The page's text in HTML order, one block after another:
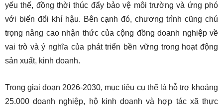
yếu thế, đồng thời thúc đẩy bảo vệ môi trường và ứng phó
với biến đổi khí hậu. Bên cạnh đó, chương trình cũng chú
trọng nâng cao nhận thức của cộng đồng doanh nghiệp về
vai trò và ý nghĩa của phát triển bền vững trong hoạt động
sản xuất, kinh doanh.
Trong giai đoạn 2026-2030, mục tiêu cụ thể là hỗ trợ khoảng
25.000 doanh nghiệp, hộ kinh doanh và hợp tác xã thực